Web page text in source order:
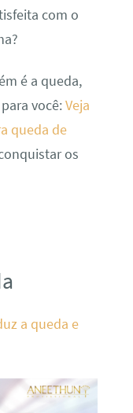
com o
é a queda,
você:Veja
queda de
os
a queda e